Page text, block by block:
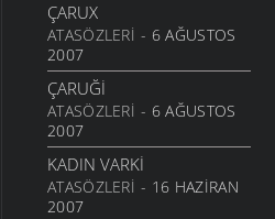
TEŞI
2 KASIM 2007
İP ATTIM
27 EKIM 2007
YAMADAN GAL YAMADAN
28 EYLÜL 2007
ÇARUX
ATASÖZLERI - 6 AĞUSTOS
2007
ÇARUĞI
ATASÖZLERI - 6 AĞUSTOS
2007
KADIN VARKI
ATASÖZLERI - 16 HAZIRAN
2007